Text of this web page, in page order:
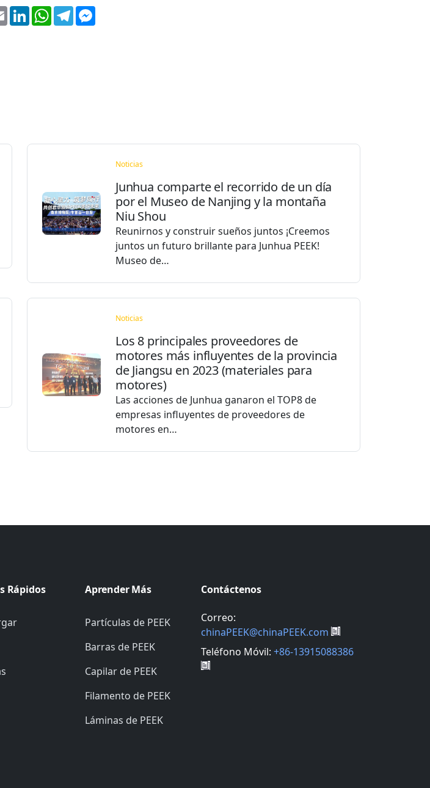
EmailLinkedInWhatsApp
Telegram
Noticias
Junhua comparte el recorrido de un día
por el Museo de Nanjing y la montaña
Niu Shou
Reunirnos y construir sueños juntos ¡Creemos
juntos un futuro brillante para Junhua PEEK!
Museo de…
Noticias
Los 8 principales proveedores de
motores más influyentes de la provincia
de Jiangsu en 2023 (materiales para
motores)
Las acciones de Junhua ganaron el TOP8 de
empresas influyentes de proveedores de
motores en…
Rápidos Aprender Más
Partículas de PEEK
Barras de PEEK
Capilar de PEEK
Filamento de PEEK
Láminas de PEEK
Contáctenos
Correo:
chinaPEEK@chinaPEEK.com
Teléfono Móvil: +86-13915088386